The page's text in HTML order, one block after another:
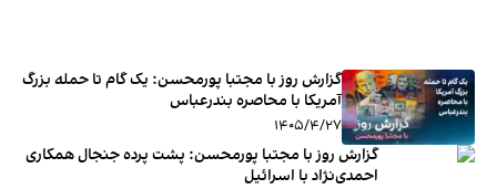
گزارش روز با مجتبا پورمحسن: یک گام تا حمله بزرگ
آمریکا با محاصره بندرعباس
۱۴۰۵/۴/۲۷
گزارش روز با مجتبا پورمحسن: پشت پرده جنجال همکاری
احمدی‌‌‌نژاد با اسرائیل